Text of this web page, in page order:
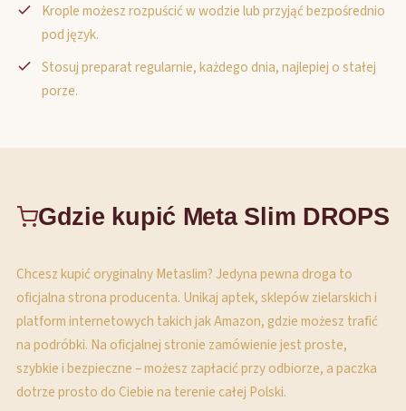
Krople możesz rozpuścić w wodzie lub przyjąć bezpośrednio
pod język.
Stosuj preparat regularnie, każdego dnia, najlepiej o stałej
porze.
Gdzie kupić Meta Slim DROPS
Chcesz kupić oryginalny Metaslim? Jedyna pewna droga to
oficjalna strona producenta. Unikaj aptek, sklepów zielarskich i
platform internetowych takich jak Amazon, gdzie możesz trafić
na podróbki. Na oficjalnej stronie zamówienie jest proste,
szybkie i bezpieczne – możesz zapłacić przy odbiorze, a paczka
dotrze prosto do Ciebie na terenie całej Polski.